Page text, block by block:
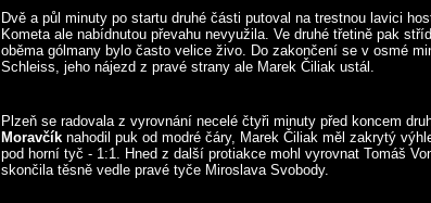
Dvě a půl minuty po startu druhé části putoval na trestnou lavici
Kometa ale nabídnutou převahu nevyužila. Ve druhé třetině pak
oběma gólmany bylo často velice živo. Do zakončení se v osmé
Schleiss, jeho nájezd z pravé strany ale Marek Čiliak ustál.
Plzeň se radovala z vyrovnání necelé čtyři minuty před koncem
Moravčík nahodil puk od modré čáry, Marek Čiliak měl zakrytý
pod horní tyč - 1:1. Hned z další protiakce mohl vyrovnat Tomáš
skončila těsně vedle pravé tyče Miroslava Svobody.